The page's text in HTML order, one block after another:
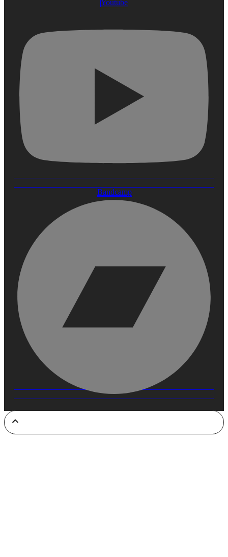
Youtube
Bandcamp